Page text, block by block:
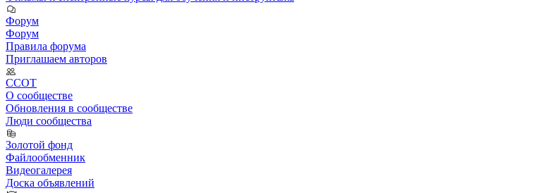
Форум
Форум
Правила форума
Приглашаем авторов
ССОТ
О сообществе
Обновления в сообществе
Люди сообщества
Золотой фонд
Файлообменник
Видеогалерея
Доска объявлений